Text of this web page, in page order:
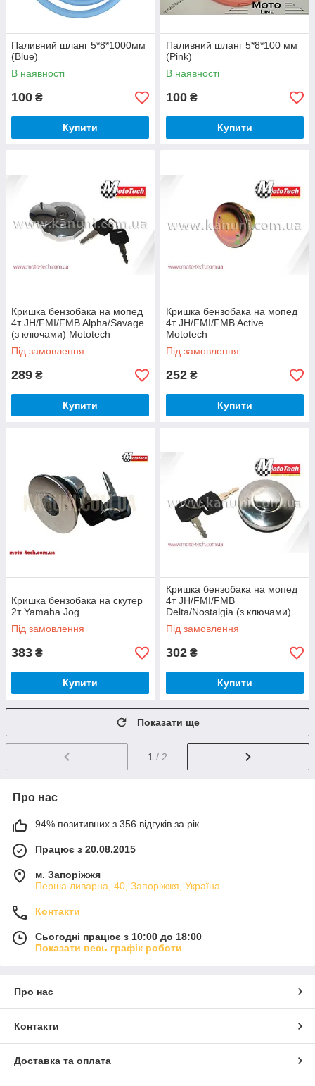
Паливний шланг 5*8*1000мм
(Blue)
В наявності
100 ₴
Купити
Паливний шланг 5*8*100 мм
(Pink)
В наявності
100 ₴
Купити
Кришка бензобака на мопед
4т JH/FMI/FMB Alpha/Savage
(з ключами) Mototech
Під замовлення
289 ₴
Купити
Кришка бензобака на мопед
4т JH/FMI/FMB Active
Mototech
Під замовлення
252 ₴
Купити
Кришка бензобака на скутер
2т Yamaha Jog
Під замовлення
383 ₴
Купити
Кришка бензобака на мопед
4т JH/FMI/FMB
Delta/Nostalgia (з ключами)
Mototech
Під замовлення
302 ₴
Купити
Показати ще
1 / 2
Про нас
94% позитивних з 356 відгуків за рік
Працює з 20.08.2015
м. Запоріжжя
Перша ливарна, 40, Запоріжжя, Україна
Контакти
Сьогодні працює з 10:00 до 18:00
Показати весь графік роботи
Про нас
Контакти
Доставка та оплата